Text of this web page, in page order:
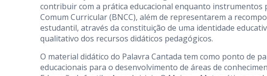
contribuir com a prática educacional enquanto instrumentos
Comum Curricular (BNCC), além de representarem a
estudantil, através da constituição de uma identidade
qualitativo dos recursos didáticos pedagógicos.
O material didático do Palavra Cantada tem como ponto de
educacionais para o desenvolvimento de áreas de